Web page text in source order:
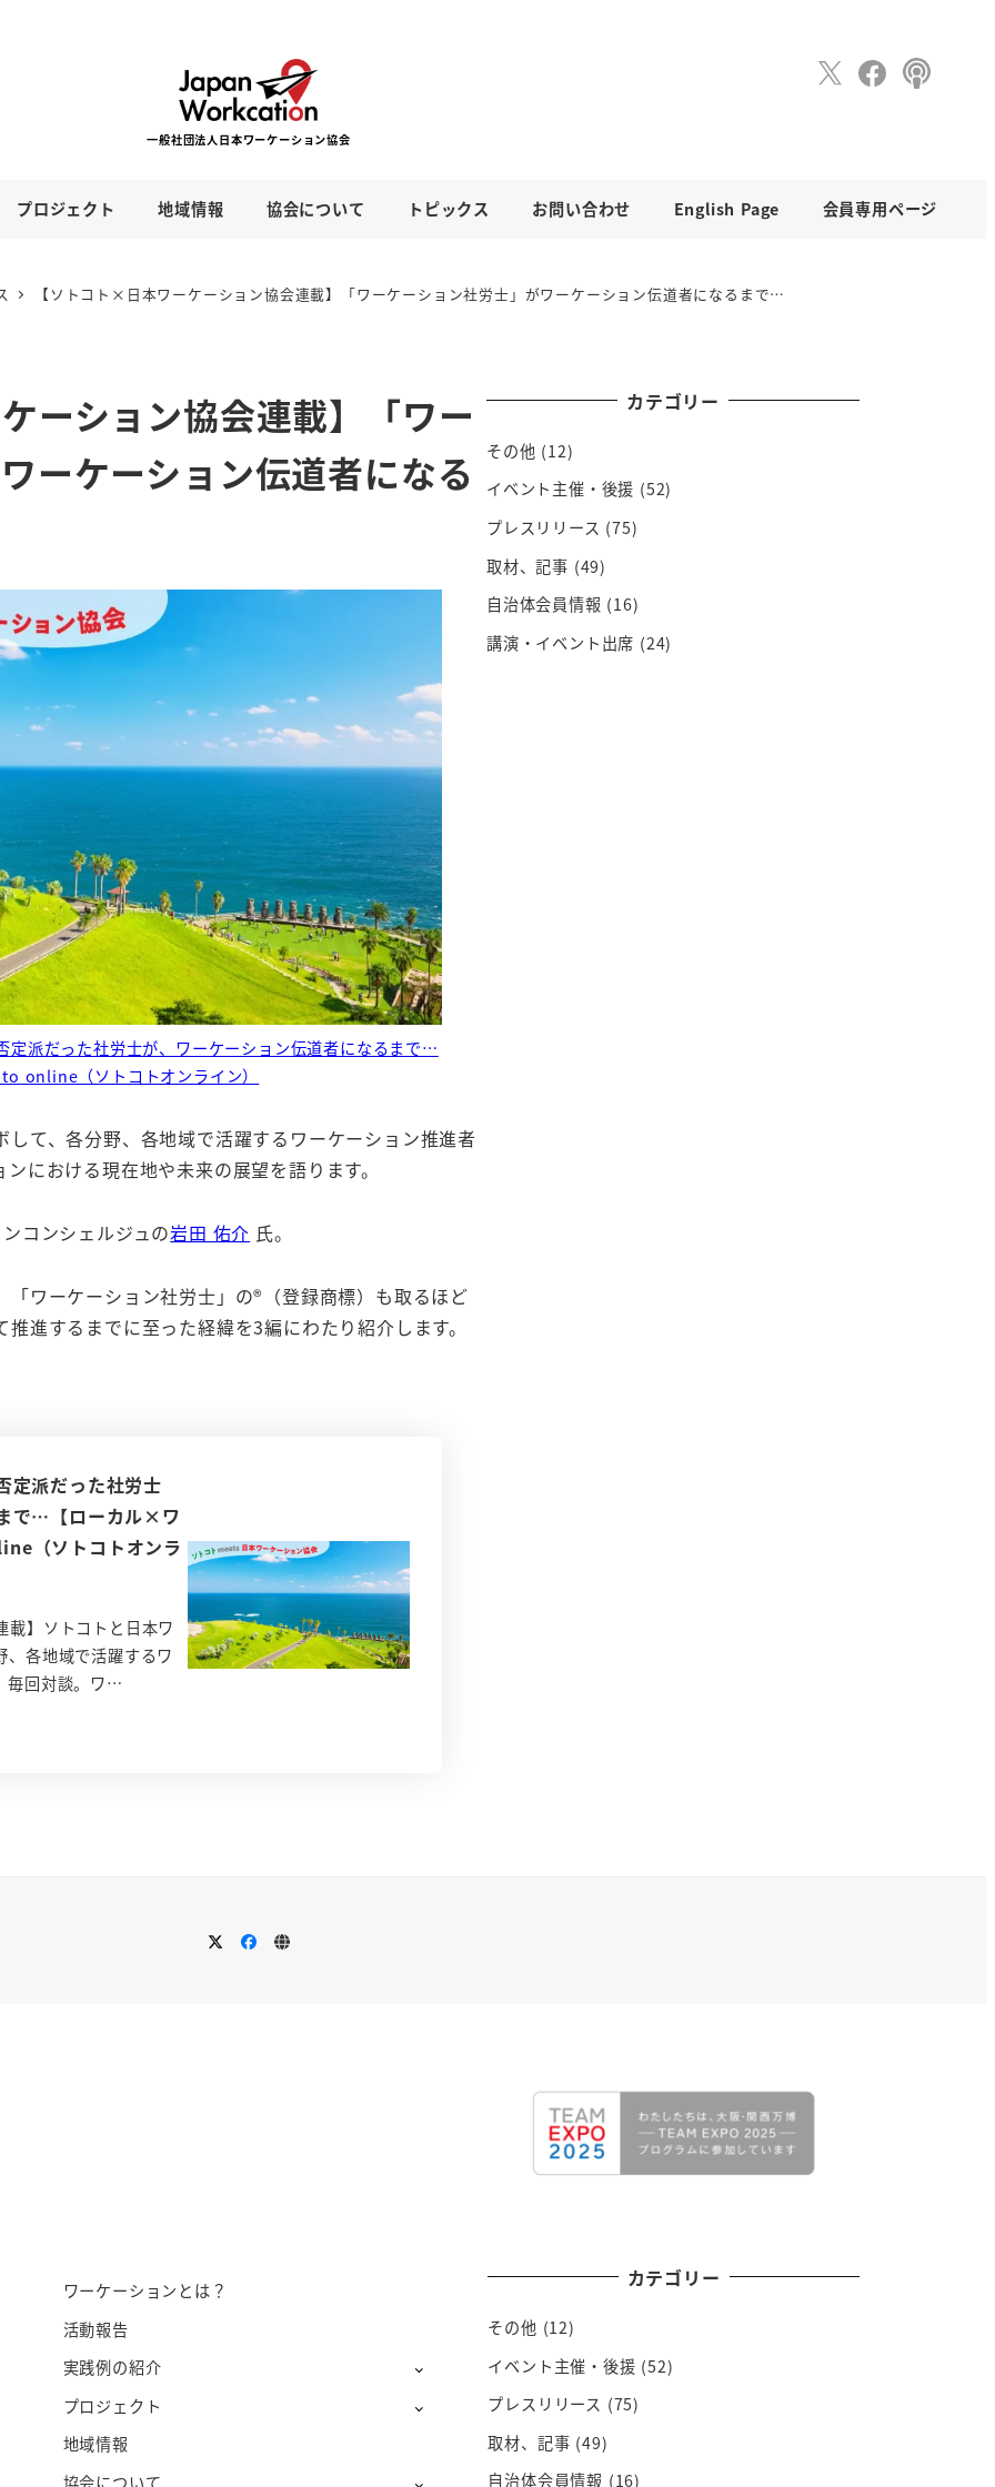
プロジェクト 地域情報 協会について トピックス お問い合わせ English Page 会員専用ページ
【ソトコト×日本ワーケーション協会連載】「ワーケーション社労士」がワーケーション伝道者になるまで…
ーション協会連載】「ワー
ーケーション伝道者になる
定派だった社労士が、ワーケーション伝道者になるまで…
online（ソトコトオンライン）
て、各分野、各地域で活躍するワーケーション推進者
における現在地や未来の展望を語ります。
コンシェルジュの岩田 佑介 氏。
ワーケーション社労士」の®️（登録商標）も取るほど
進するまでに至った経緯を3編にわたり紹介します。
定派だった社労士
で…【ローカル×ワ
（ソトコトオンラ
】ソトコトと日本ワ
、各地域で活躍するワ
毎回対談。ワ…
カテゴリー
その他 (12)
イベント主催・後援 (52)
プレスリリース (75)
取材、記事 (49)
自治体会員情報 (16)
講演・イベント出席 (24)
ワーケーションとは？
活動報告
実践例の紹介
プロジェクト
地域情報
カテゴリー
その他 (12)
イベント主催・後援 (52)
プレスリリース (75)
取材、記事 (49)
自治体会員情報 (16)